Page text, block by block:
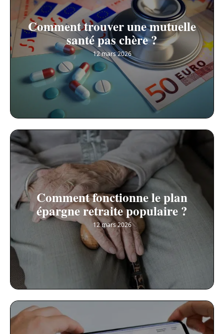
Comment trouver une mutuelle
santé pas chère ?
12 mars 2026
Comment fonctionne le plan
épargne retraite populaire ?
12 mars 2026